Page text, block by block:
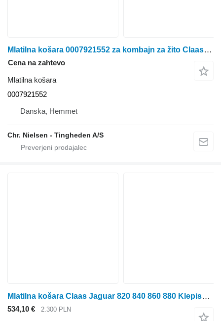
Mlatilna košara 0007921552 za kombajn za žito Claas Lexion 580
Cena na zahtevo
Mlatilna košara
0007921552
Danska, Hemmet
Chr. Nielsen - Tingheden A/S
Mlatilna košara Claas Jaguar 820 840 860 880 Klepisko Črna 00 0984 542 0 000984542 za silokombajn Claas Jaguar 820 840 860 880
534,10 € 2.300 PLN